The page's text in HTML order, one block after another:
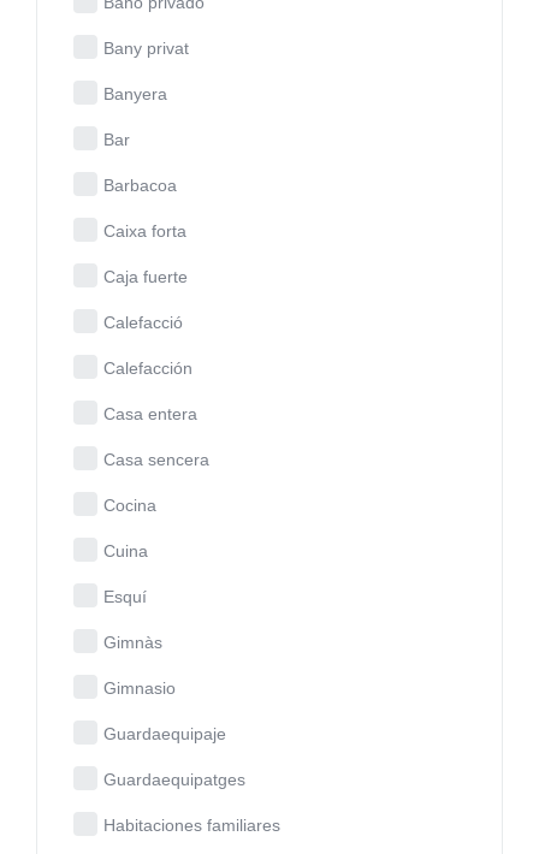
Bany privat
Banyera
Bar
Barbacoa
Caixa forta
Caja fuerte
Calefacció
Calefacción
Casa entera
Casa sencera
Cocina
Cuina
Esquí
Gimnàs
Gimnasio
Guardaequipaje
Guardaequipatges
Habitaciones familiares